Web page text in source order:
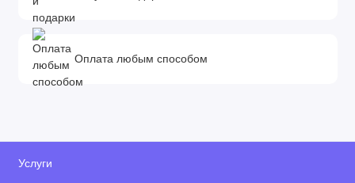
Оплата любым способом
Услуги